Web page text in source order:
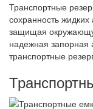
Транспортные
сохранность
защищая
надежная запорная
транспортные